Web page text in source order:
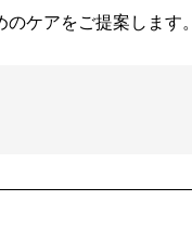
ケアをご提案します。